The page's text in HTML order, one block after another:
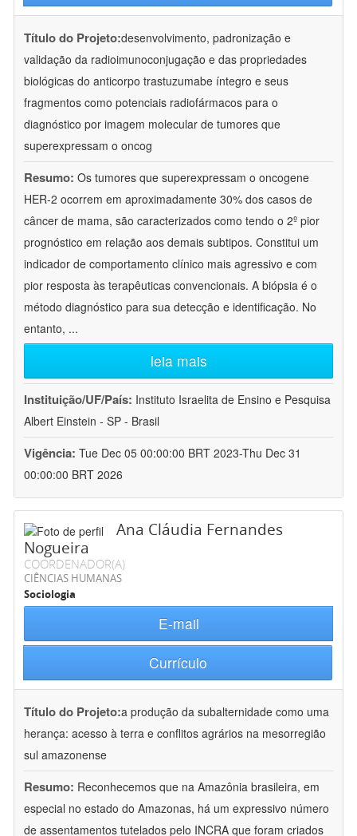
Título do Projeto:desenvolvimento, padronização e
validação da radioimunoconjugação e das propriedades
biológicas do anticorpo trastuzumabe íntegro e seus
fragmentos como potenciais radiofármacos para o
diagnóstico por imagem molecular de tumores que
superexpressam o oncog
Resumo: Os tumores que superexpressam o oncogene
HER-2 ocorrem em aproximadamente 30% dos casos de
câncer de mama, são caracterizados como tendo o 2º pior
prognóstico em relação aos demais subtipos. Constitui um
indicador de comportamento clínico mais agressivo e com
pior resposta às terapêuticas convencionais. A biópsia é o
método diagnóstico para sua detecção e identificação. No
entanto, ...
leia mais
Instituição/UF/País: Instituto Israelita de Ensino e Pesquisa
Albert Einstein - SP - Brasil
Vigência: Tue Dec 05 00:00:00 BRT 2023-Thu Dec 31
00:00:00 BRT 2026
Ana Cláudia Fernandes
Nogueira
COORDENADOR(A)
CIÊNCIAS HUMANAS
Sociologia
E-mail
Currículo
Título do Projeto:a produção da subalternidade como uma
herança: acesso à terra e conflitos agrários na mesorregião
sul amazonense
Resumo: Reconhecemos que na Amazônia brasileira, em
especial no estado do Amazonas, há um expressivo número
de assentamentos tutelados pelo INCRA que foram criados